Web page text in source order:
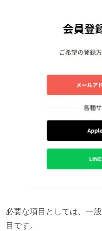
必要な項目としては、一
目です。